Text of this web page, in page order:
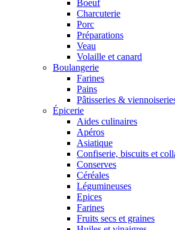
Boeuf
Charcuterie
Porc
Préparations
Veau
Volaille et canard
Boulangerie
Farines
Pains
Pâtisseries &
Épicerie
Aides culinaires
Apéros
Asiatique
Confiserie, biscuits et
Conserves
Céréales
Légumineuses
Epices
Farines
Fruits secs et graines